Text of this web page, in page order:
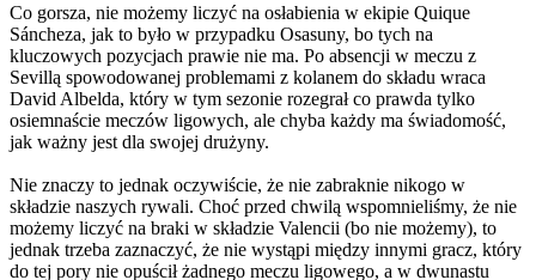
Co gorsza, nie możemy liczyć na osłabienia w ekipie Quique
Sáncheza, jak to było w przypadku Osasuny, bo tych na
kluczowych pozycjach prawie nie ma. Po absencji w meczu z
Sevillą spowodowanej problemami z kolanem do składu wraca
David Albelda, który w tym sezonie rozegrał co prawda tylko
osiemnaście meczów ligowych, ale chyba każdy ma świadomość,
jak ważny jest dla swojej drużyny.
Nie znaczy to jednak oczywiście, że nie zabraknie nikogo w
składzie naszych rywali. Choć przed chwilą wspomnieliśmy, że nie
możemy liczyć na braki w składzie Valencii (bo nie możemy), to
jednak trzeba zaznaczyć, że nie wystąpi między innymi gracz, który
do tej pory nie opuścił żadnego meczu ligowego, a w dwunastu